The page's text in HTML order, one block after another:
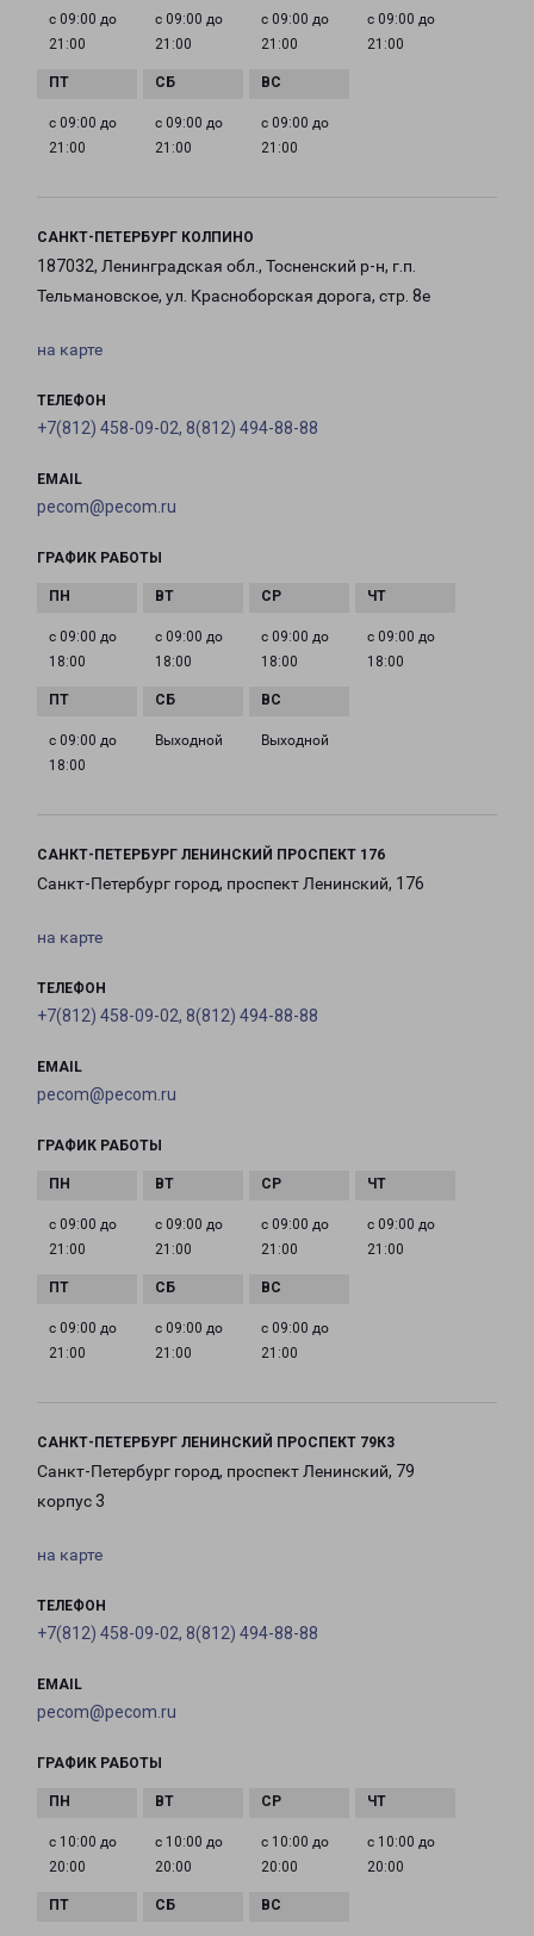
с 09:00 до
21:00
с 09:00 до
21:00
с 09:00 до
21:00
с 09:00 до
21:00
с 09:00 до
21:00
с 09:00 до
21:00
с 09:00 до
21:00
САНКТ-ПЕТЕРБУРГ КОЛПИНО
187032, Ленинградская обл., Тосненский р-н, г.п.
Тельмановское, ул. Красноборская дорога, стр. 8е
на карте
ТЕЛЕФОН
+7(812) 458-09-02, 8(812) 494-88-88
EMAIL
pecom@pecom.ru
ГРАФИК РАБОТЫ
с 09:00 до
18:00
с 09:00 до
18:00
с 09:00 до
18:00
с 09:00 до
18:00
с 09:00 до
18:00
Выходной Выходной
САНКТ-ПЕТЕРБУРГ ЛЕНИНСКИЙ ПРОСПЕКТ 176
Санкт-Петербург город, проспект Ленинский, 176
на карте
ТЕЛЕФОН
+7(812) 458-09-02, 8(812) 494-88-88
EMAIL
pecom@pecom.ru
ГРАФИК РАБОТЫ
с 09:00 до
21:00
с 09:00 до
21:00
с 09:00 до
21:00
с 09:00 до
21:00
с 09:00 до
21:00
с 09:00 до
21:00
с 09:00 до
21:00
САНКТ-ПЕТЕРБУРГ ЛЕНИНСКИЙ ПРОСПЕКТ 79К3
Санкт-Петербург город, проспект Ленинский, 79
корпус 3
на карте
ТЕЛЕФОН
+7(812) 458-09-02, 8(812) 494-88-88
EMAIL
pecom@pecom.ru
ГРАФИК РАБОТЫ
с 10:00 до
20:00
с 10:00 до
20:00
с 10:00 до
20:00
с 10:00 до
20:00